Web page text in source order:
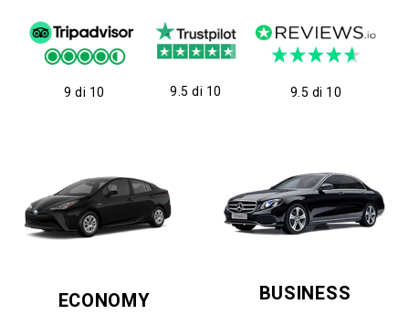
9 di 10 9.5 di 10 9.5 di 10
ECONOMY BUSINESS